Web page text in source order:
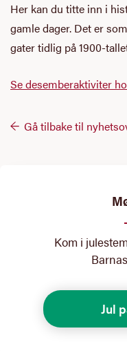
Her kan du titte inn i
gamle dager. Det er
gater tidlig på 1900-
Se desemberaktiviter
Gå tilbake til
Kom i
Jul